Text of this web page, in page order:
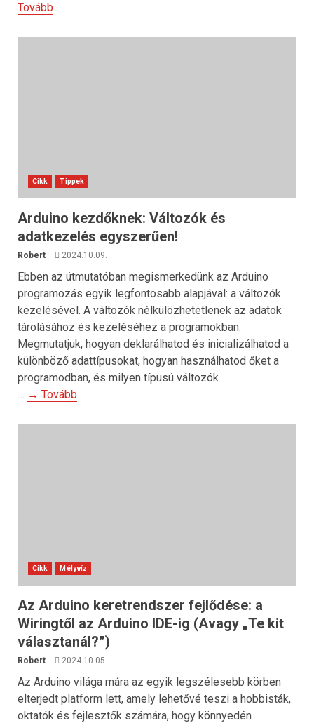
Tovább
Cikk Tippek
Arduino kezdőknek: Változók és
adatkezelés egyszerűen!
Robert 2024.10.09.
Ebben az útmutatóban megismerkedünk az Arduino
programozás egyik legfontosabb alapjával: a változók
kezelésével. A változók nélkülözhetetlenek az adatok
tárolásához és kezeléséhez a programokban.
Megmutatjuk, hogyan deklarálhatod és inicializálhatod a
különböző adattípusokat, hogyan használhatod őket a
programodban, és milyen típusú változók
… → Tovább
Cikk Mélyvíz
Az Arduino keretrendszer fejlődése: a
Wiringtől az Arduino IDE-ig (Avagy „Te kit
választanál?”)
Robert 2024.10.05.
Az Arduino világa mára az egyik legszélesebb körben
elterjedt platform lett, amely lehetővé teszi a hobbisták,
oktatók és fejlesztők számára, hogy könnyedén